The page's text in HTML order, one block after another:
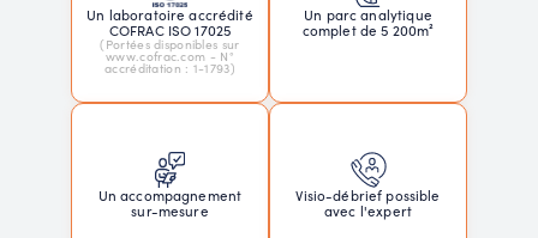
Un laboratoire accrédité
COFRAC ISO 17025
(Portées disponibles sur
www.cofrac.com - N°
accréditation : 1-1793)
Un parc analytique
complet de 5 200m²
Un accompagnement
sur-mesure
Visio-débrief possible
avec l'expert